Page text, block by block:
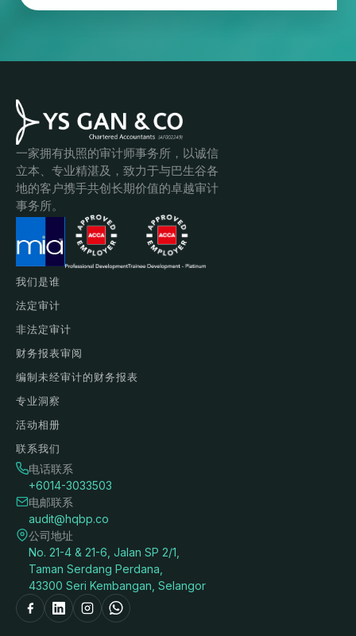
一家拥有执照的审计师事务所，以诚信
立本、专业精湛及，致力于与巴生谷各
地的客户携手共创长期价值的卓越审计
事务所。
我们是谁
法定审计
非法定审计
财务报表审阅
编制未经审计的财务报表
专业洞察
活动相册
联系我们
电话联系
+6014-3033503
电邮联系
audit@hqbp.co
公司地址
No. 21-4 & 21-6, Jalan SP 2/1,
Taman Serdang Perdana,
43300 Seri Kembangan, Selangor